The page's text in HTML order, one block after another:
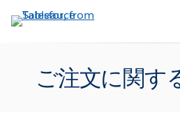
イ
ご注文に関す